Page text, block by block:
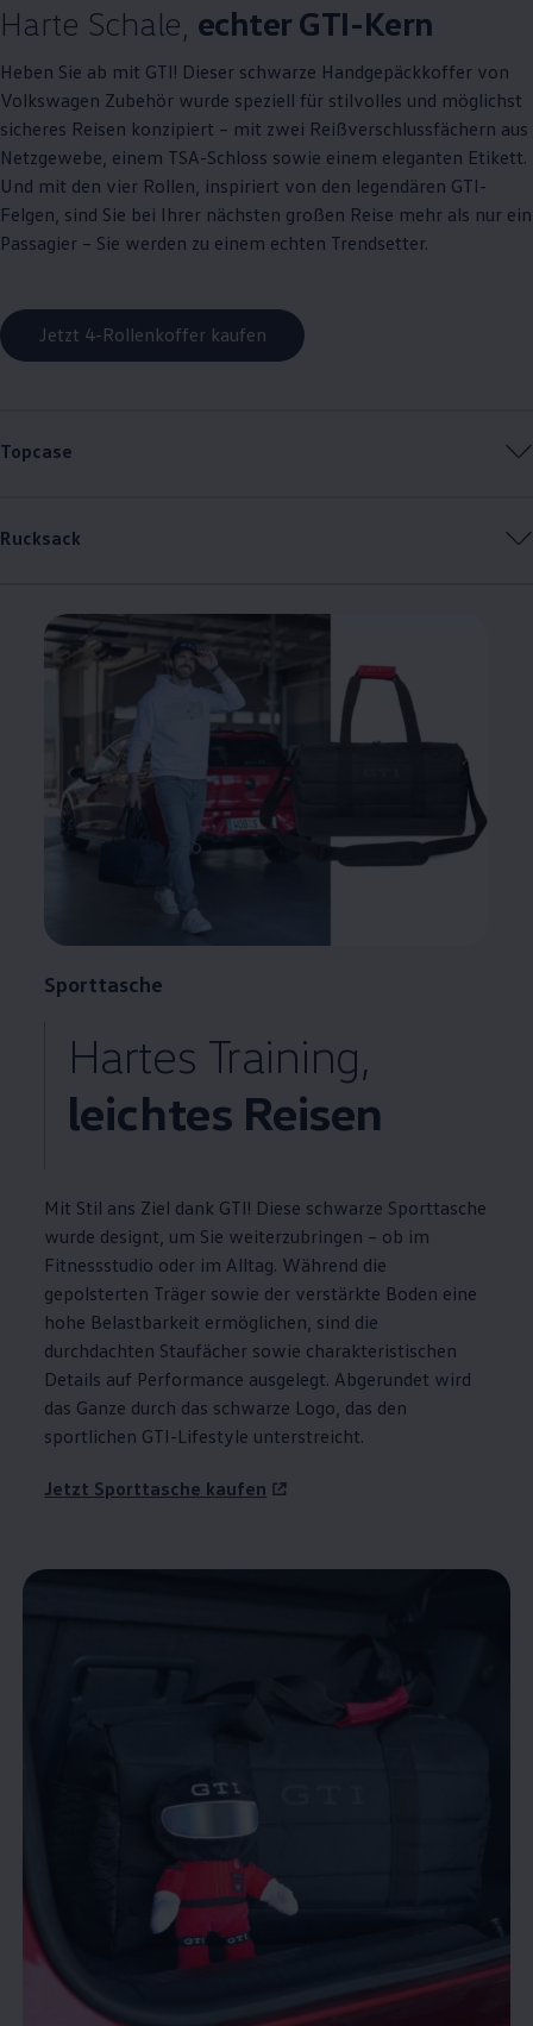
Harte Schale, echter GTI-Kern
Heben Sie ab mit GTI! Dieser schwarze Handgepäckkoffer von
Volkswagen Zubehör wurde speziell für stilvolles und möglichst
sicheres Reisen konzipiert – mit zwei Reißverschlussfächern aus
Netzgewebe, einem TSA-Schloss sowie einem eleganten Etikett.
Und mit den vier Rollen, inspiriert von den legendären GTI-
Felgen, sind Sie bei Ihrer nächsten großen Reise mehr als nur ein
Passagier – Sie werden zu einem echten Trendsetter.
Jetzt 4-Rollenkoffer kaufen
Topcase
Rucksack
Sporttasche
Hartes Training,
leichtes Reisen
Mit Stil ans Ziel dank GTI! Diese schwarze Sporttasche
wurde designt, um Sie weiterzubringen – ob im
Fitnessstudio oder im Alltag. Während die
gepolsterten Träger sowie der verstärkte Boden eine
hohe Belastbarkeit ermöglichen, sind die
durchdachten Staufächer sowie charakteristischen
Details auf Performance ausgelegt. Abgerundet wird
das Ganze durch das schwarze Logo, das den
sportlichen GTI-Lifestyle unterstreicht.
Jetzt Sporttasche kaufen